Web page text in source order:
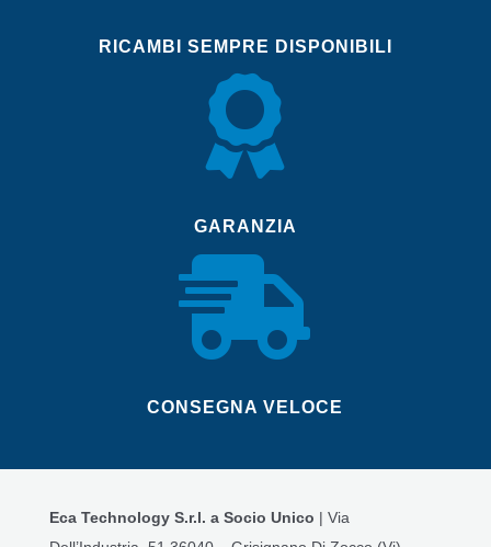
RICAMBI SEMPRE DISPONIBILI

GARANZIA

CONSEGNA VELOCE
Eca Technology S.r.l. a Socio Unico | Via